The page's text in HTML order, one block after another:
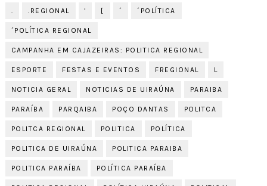
. .REGIONAL ' [ ´ ´POLÍTICA
´POLÍTICA REGIONAL
CAMPANHA EM CAJAZEIRAS: POLITICA REGIONAL
ESPORTE FESTAS E EVENTOS FREGIONAL L
NOTICIA GERAL NOTICIAS DE UIRAÚNA PARAIBA
PARAÍBA PARQAIBA POÇO DANTAS POLITCA
POLITCA REGIONAL POLITICA POLÍTICA
POLITICA DE UIRAÚNA POLITICA PARAIBA
POLITICA PARAÍBA POLÍTICA PARAÍBA